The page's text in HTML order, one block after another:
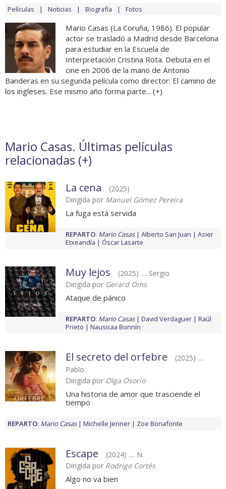
Películas Noticias Biografía Fotos
Mario Casas (La Coruña, 1986). El popular
actor se trasladó a Madrid desde Barcelona
para estudiar en la Escuela de
Interpretación Cristina Rota. Debuta en el
cine en 2006 de la mano de Antonio
Banderas en su segunda película como director: El camino de
los ingleses. Ese mismo año forma parte... (+)
Mario Casas. Últimas películas
relacionadas (+)
La cena
(2025)
Dirigida por Manuel Gómez Pereira
La fuga está servida
REPARTO: Mario Casas Alberto San Juan
Asier
Etxeandía
Óscar Lasarte
Muy lejos
(2025) .... Sergio
Dirigida por Gerard Oms
Ataque de pánico
REPARTO: Mario Casas David Verdaguer
Raúl
Prieto
Nausicaa Bonnín
El secreto del orfebre
(2025) ....
Pablo
Dirigida por Olga Osorio
Una historia de amor que trasciende el
tiempo
REPARTO: Mario Casas Michelle Jenner Zoe Bonafonte
Escape
(2024) .... N.
Dirigida por Rodrigo Cortés
Algo no va bien